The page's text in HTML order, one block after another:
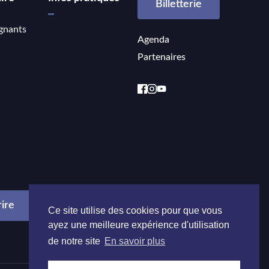
Billetterie
Agenda
Partenaires
Ce site utilise des cookies pour que vous
ayez une meilleure expérience d'utilisation
de notre site En savoir plus